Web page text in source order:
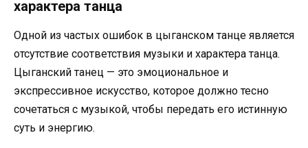
характера танца
Одной из частых ошибок в цыганском танце является
отсутствие соответствия музыки и характера танца.
Цыганский танец — это эмоциональное и
экспрессивное искусство, которое должно тесно
сочетаться с музыкой, чтобы передать его истинную
суть и энергию.